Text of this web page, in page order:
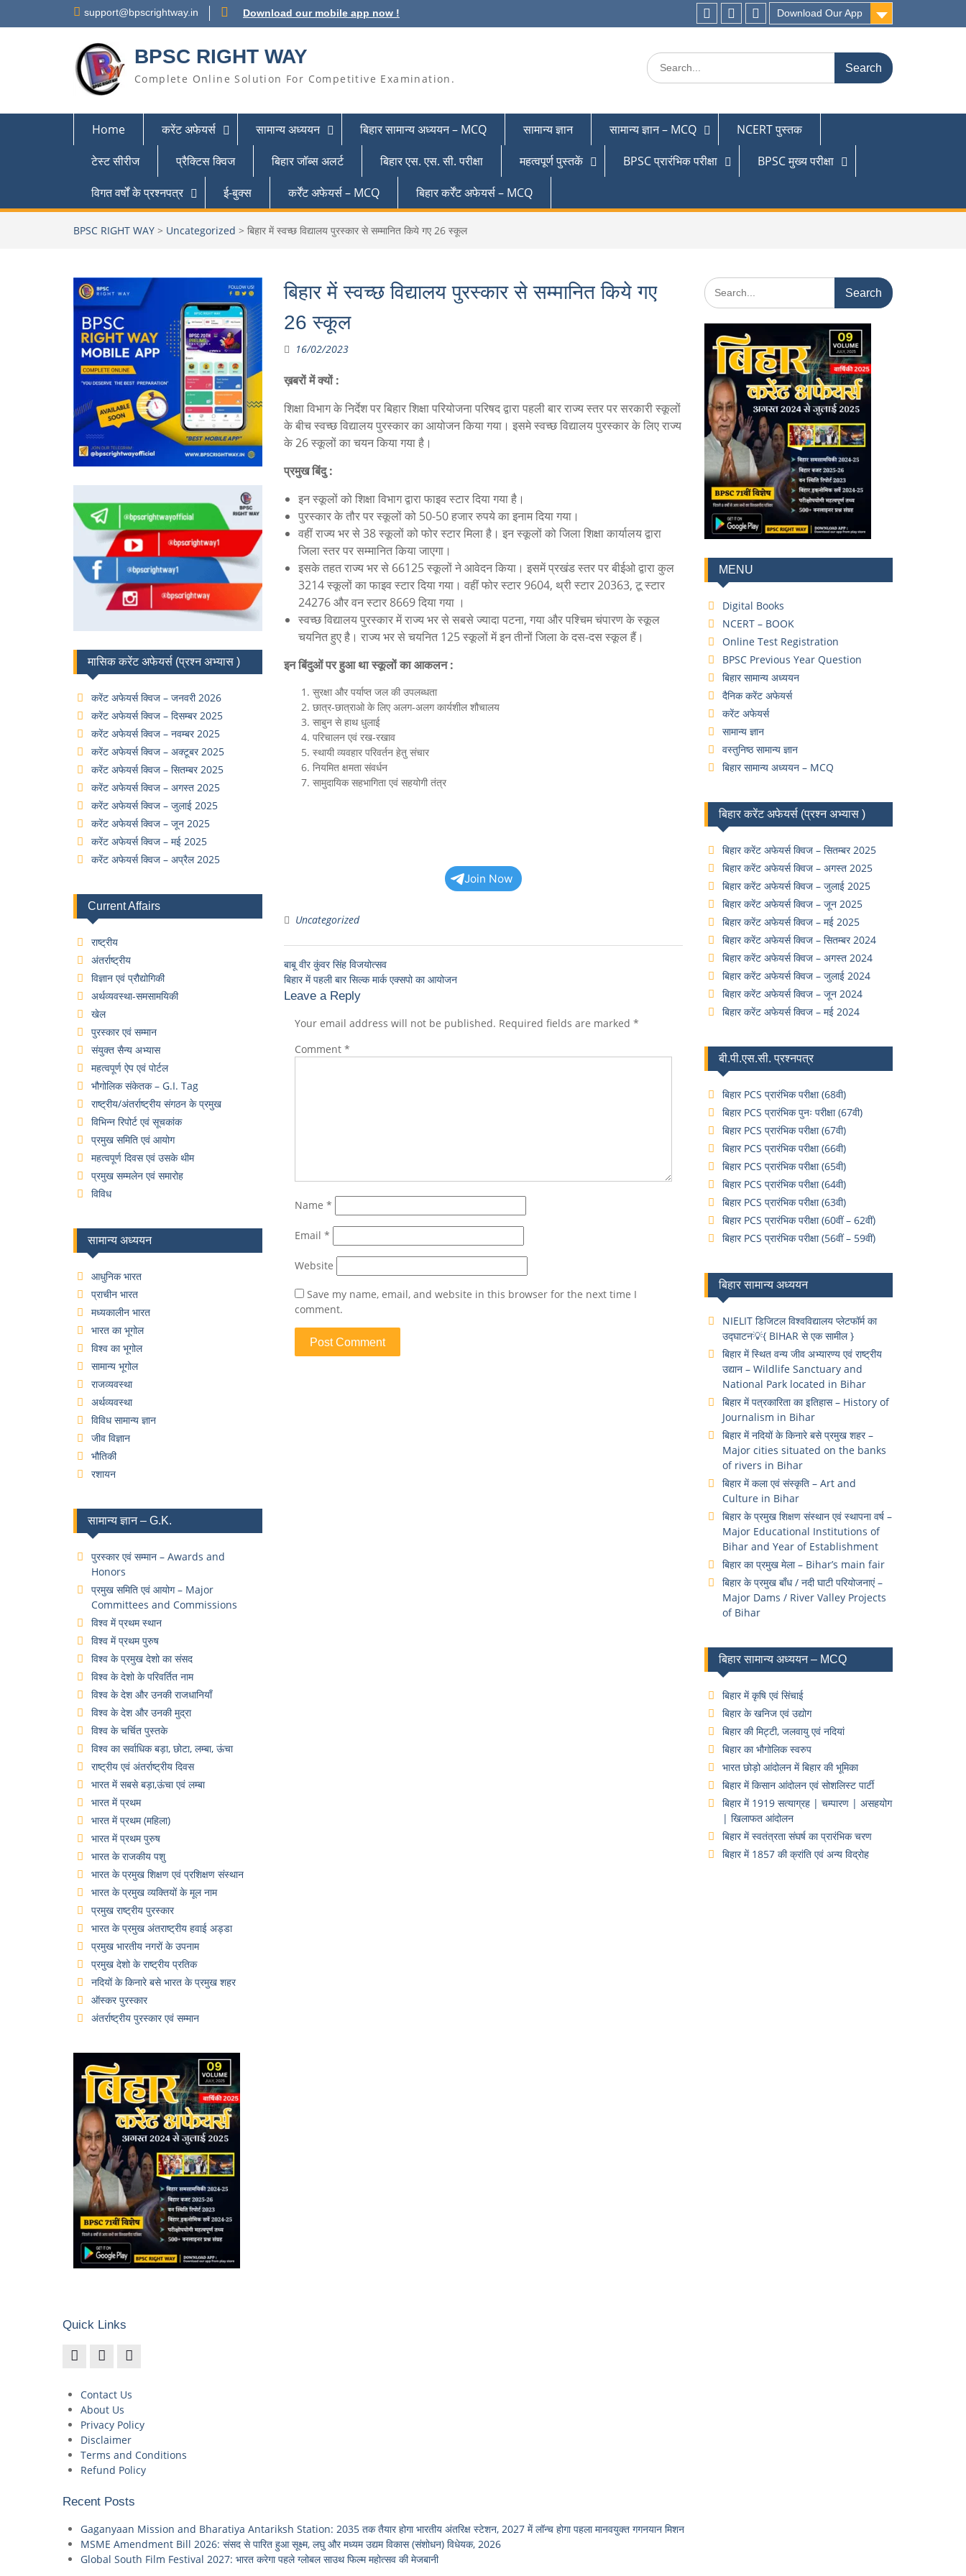
support@bpscrightway.in Download our mobile app now ! Download Our App
BPSC RIGHT WAY
Complete Online Solution For Competitive Examination.
Home करेंट अफेयर्स सामान्य अध्ययन बिहार सामान्य अध्ययन – MCQ सामान्य ज्ञान सामान्य ज्ञान – MCQ
NCERT पुस्तक
टेस्ट सीरीज
प्रैक्टिस क्विज बिहार जॉब्स अलर्ट बिहार एस. एस. सी. परीक्षा महत्वपूर्ण पुस्तकें BPSC प्रारंभिक परीक्षा
BPSC मुख्य परीक्षा
विगत वर्षों के प्रश्नपत्र
ई-बुक्स कर्रेंट अफेयर्स – MCQ बिहार कर्रेंट अफेयर्स – MCQ
BPSC RIGHT WAY > Uncategorized > बिहार में स्वच्छ विद्यालय पुरस्कार से सम्मानित किये गए 26 स्कूल
बिहार में स्वच्छ विद्यालय पुरस्कार से सम्मानित किये गए
26 स्कूल
16/02/2023
ख़बरों में क्यों :
शिक्षा विभाग के निर्देश पर बिहार शिक्षा परियोजना परिषद द्वारा पहली बार राज्य स्तर पर सरकारी स्कूलों
के बीच स्वच्छ विद्यालय पुरस्कार का आयोजन किया गया। इसमे स्वच्छ विद्यालय पुरस्कार के लिए राज्य
के 26 स्कूलों का चयन किया गया है।
प्रमुख बिंदु :
इन स्कूलों को शिक्षा विभाग द्वारा फाइव स्टार दिया गया है।
पुरस्कार के तौर पर स्कूलों को 50-50 हजार रुपये का इनाम दिया गया।
वहीं राज्य भर से 38 स्कूलों को फोर स्टार मिला है। इन स्कूलों को जिला शिक्षा कार्यालय द्वारा
जिला स्तर पर सम्मानित किया जाएगा।
इसके तहत राज्य भर से 66125 स्कूलों ने आवेदन किया। इसमें प्रखंड स्तर पर बीईओ द्वारा कुल
3214 स्कूलों का फाइव स्टार दिया गया। वहीं फोर स्टार 9604, थ्री स्टार 20363, टू स्टार
24276 और वन स्टार 8669 दिया गया ।
स्वच्छ विद्यालय पुरस्कार में राज्य भर से सबसे ज्यादा पटना, गया और पश्चिम चंपारण के स्कूल
चयनित हुए है। राज्य भर से चयनित 125 स्कूलों में इन तीनों जिला के दस-दस स्कूल हैं।
इन बिंदुओं पर हुआ था स्कूलों का आकलन :
सुरक्षा और पर्याप्त जल की उपलब्धता
छात्र-छात्राओ के लिए अलग-अलग कार्यशील शौचालय
साबुन से हाथ धुलाई
परिचालन एवं रख-रखाव
स्थायी व्यवहार परिवर्तन हेतु संचार
नियमित क्षमता संवर्धन
सामुदायिक सहभागिता एवं सहयोगी तंत्र
Join Now
Uncategorized
बाबू वीर कुंवर सिंह विजयोत्सव
बिहार में पहली बार सिल्क मार्क एक्सपो का आयोजन
Leave a Reply
Your email address will not be published. Required fields are marked *
Comment *
Name *
Email *
Website
Save my name, email, and website in this browser for the next time I
comment.
MENU
Digital Books
NCERT – BOOK
Online Test Registration
BPSC Previous Year Question
बिहार सामान्य अध्ययन
दैनिक करेंट अफेयर्स
करेंट अफेयर्स
सामान्य ज्ञान
वस्तुनिष्ठ सामान्य ज्ञान
बिहार सामान्य अध्ययन – MCQ
बिहार करेंट अफेयर्स (प्रश्न अभ्यास )
बिहार करेंट अफेयर्स क्विज – सितम्बर 2025
बिहार करेंट अफेयर्स क्विज – अगस्त 2025
बिहार करेंट अफेयर्स क्विज – जुलाई 2025
बिहार करेंट अफेयर्स क्विज – जून 2025
बिहार करेंट अफेयर्स क्विज – मई 2025
बिहार करेंट अफेयर्स क्विज – सितम्बर 2024
बिहार करेंट अफेयर्स क्विज – अगस्त 2024
बिहार करेंट अफेयर्स क्विज – जुलाई 2024
बिहार करेंट अफेयर्स क्विज – जून 2024
बिहार करेंट अफेयर्स क्विज – मई 2024
बी.पी.एस.सी. प्रश्नपत्र
बिहार PCS प्रारंभिक परीक्षा (68वी)
बिहार PCS प्रारंभिक पुनः परीक्षा (67वी)
बिहार PCS प्रारंभिक परीक्षा (67वी)
बिहार PCS प्रारंभिक परीक्षा (66वी)
बिहार PCS प्रारंभिक परीक्षा (65वी)
बिहार PCS प्रारंभिक परीक्षा (64वी)
बिहार PCS प्रारंभिक परीक्षा (63वी)
बिहार PCS प्रारंभिक परीक्षा (60वीं – 62वीं)
बिहार PCS प्रारंभिक परीक्षा (56वीं – 59वीं)
बिहार सामान्य अध्ययन
NIELIT डिजिटल विश्वविद्यालय प्लेटफॉर्म का
उद्घाटन💡{ BIHAR से एक सामील }
बिहार में स्थित वन्य जीव अभ्यारण्य एवं राष्ट्रीय
उद्यान – Wildlife Sanctuary and
National Park located in Bihar
बिहार में पत्रकारिता का इतिहास – History of
Journalism in Bihar
बिहार में नदियों के किनारे बसे प्रमुख शहर –
Major cities situated on the banks
of rivers in Bihar
बिहार में कला एवं संस्कृति – Art and
Culture in Bihar
बिहार के प्रमुख शिक्षण संस्थान एवं स्थापना वर्ष –
Major Educational Institutions of
Bihar and Year of Establishment
बिहार का प्रमुख मेला – Bihar’s main fair
बिहार के प्रमुख बाँध / नदी घाटी परियोजनाएं –
Major Dams / River Valley Projects
of Bihar
बिहार सामान्य अध्ययन – MCQ
बिहार में कृषि एवं सिंचाई
बिहार के खनिज एवं उद्योग
बिहार की मिट्टी, जलवायु एवं नदियां
बिहार का भौगोलिक स्वरुप
भारत छोड़ो आंदोलन में बिहार की भूमिका
बिहार में किसान आंदोलन एवं सोशलिस्ट पार्टी
बिहार में 1919 सत्याग्रह | चम्पारण | असहयोग
| खिलाफत आंदोलन
बिहार में स्वतंत्रता संघर्ष का प्रारंभिक चरण
बिहार में 1857 की क्रांति एवं अन्य विद्रोह
मासिक करेंट अफेयर्स (प्रश्न अभ्यास )
करेंट अफेयर्स क्विज – जनवरी 2026
करेंट अफेयर्स क्विज – दिसम्बर 2025
करेंट अफेयर्स क्विज – नवम्बर 2025
करेंट अफेयर्स क्विज – अक्टूबर 2025
करेंट अफेयर्स क्विज – सितम्बर 2025
करेंट अफेयर्स क्विज – अगस्त 2025
करेंट अफेयर्स क्विज – जुलाई 2025
करेंट अफेयर्स क्विज – जून 2025
करेंट अफेयर्स क्विज – मई 2025
करेंट अफेयर्स क्विज – अप्रैल 2025
Current Affairs
राष्ट्रीय
अंतर्राष्ट्रीय
विज्ञान एवं प्रौद्योगिकी
अर्थव्यवस्था-समसामयिकी
खेल
पुरस्कार एवं सम्मान
संयुक्त सैन्य अभ्यास
महत्वपूर्ण ऐप एवं पोर्टल
भौगोलिक संकेतक – G.I. Tag
राष्ट्रीय/अंतर्राष्ट्रीय संगठन के प्रमुख
विभिन्न रिपोर्ट एवं सूचकांक
प्रमुख समिति एवं आयोग
महत्वपूर्ण दिवस एवं उसके थीम
प्रमुख सम्मलेन एवं समारोह
विविध
सामान्य अध्ययन
आधुनिक भारत
प्राचीन भारत
मध्यकालीन भारत
भारत का भूगोल
विश्व का भूगोल
सामान्य भूगोल
राजव्यवस्था
अर्थव्यवस्था
विविध सामान्य ज्ञान
जीव विज्ञान
भौतिकी
रशायन
सामान्य ज्ञान – G.K.
पुरस्कार एवं सम्मान – Awards and
Honors
प्रमुख समिति एवं आयोग – Major
Committees and Commissions
विश्व में प्रथम स्थान
विश्व में प्रथम पुरुष
विश्व के प्रमुख देशो का संसद
विश्व के देशो के परिवर्तित नाम
विश्व के देश और उनकी राजधानियाँ
विश्व के देश और उनकी मुद्रा
विश्व के चर्चित पुस्तके
विश्व का सर्वाधिक बड़ा, छोटा, लम्बा, ऊंचा
राष्ट्रीय एवं अंतर्राष्ट्रीय दिवस
भारत में सबसे बड़ा,ऊंचा एवं लम्बा
भारत में प्रथम
भारत में प्रथम (महिला)
भारत में प्रथम पुरुष
भारत के राजकीय पशु
भारत के प्रमुख शिक्षण एवं प्रशिक्षण संस्थान
भारत के प्रमुख व्यक्तियों के मूल नाम
प्रमुख राष्ट्रीय पुरस्कार
भारत के प्रमुख अंतराष्ट्रीय हवाई अड्डा
प्रमुख भारतीय नगरों के उपनाम
प्रमुख देशो के राष्ट्रीय प्रतिक
नदियों के किनारे बसे भारत के प्रमुख शहर
ऑस्कर पुरस्कार
अंतर्राष्ट्रीय पुरस्कार एवं सम्मान
Quick Links
Contact Us
About Us
Privacy Policy
Disclaimer
Terms and Conditions
Refund Policy
Recent Posts
Gaganyaan Mission and Bharatiya Antariksh Station: 2035 तक तैयार होगा भारतीय अंतरिक्ष स्टेशन, 2027 में लॉन्च होगा पहला मानवयुक्त गगनयान मिशन
MSME Amendment Bill 2026: संसद से पारित हुआ सूक्ष्म, लघु और मध्यम उद्यम विकास (संशोधन) विधेयक, 2026
Global South Film Festival 2027: भारत करेगा पहले ग्लोबल साउथ फिल्म महोत्सव की मेजबानी